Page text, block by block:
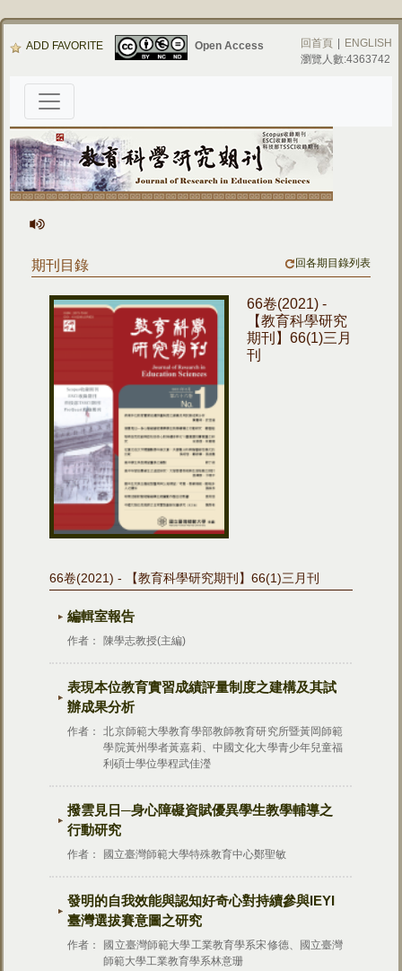
ADD FAVORITE Open Access 回首頁
ENGLISH
瀏覽人數:4363742
期刊目錄 回各期目錄列表
66卷(2021) -
【教育科學研究
期刊】66(1)三月
刊
66卷(2021) - 【教育科學研究期刊】66(1)三月刊
編輯室報告
作者： 陳學志教授(主編)
表現本位教育實習成績評量制度之建構及其試
辦成果分析
作者：
北京師範大學教育學部教師教育研究所暨黃岡師範
學院黃州學者黃嘉莉、中國文化大學青少年兒童福
利碩士學位學程武佳瀅
撥雲見日─身心障礙資賦優異學生教學輔導之
行動研究
作者： 國立臺灣師範大學特殊教育中心鄭聖敏
發明的自我效能與認知好奇心對持續參與IEYI
臺灣選拔賽意圖之研究
作者：
國立臺灣師範大學工業教育學系宋修德、國立臺灣
師範大學工業教育學系林意珊